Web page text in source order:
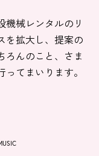
機械レンタルのリ
を拡大し、提案の
ろんのこと、さま
てまいります。